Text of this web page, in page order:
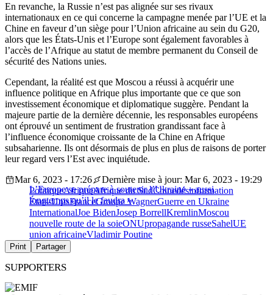
En revanche, la Russie n’est pas alignée sur ses rivaux
internationaux en ce qui concerne la campagne menée par l’UE et la
Chine en faveur d’un siège pour l’Union africaine au sein du G20,
alors que les États-Unis et l’Europe sont également favorables à
l’accès de l’Afrique au statut de membre permanent du Conseil de
sécurité des Nations unies.
Cependant, la réalité est que Moscou a réussi à acquérir une
influence politique en Afrique plus importante que ce que son
investissement économique et diplomatique suggère. Pendant la
majeure partie de la dernière décennie, les responsables européens
ont éprouvé un sentiment de frustration grandissant face à
l’influence économique croissante de la Chine en Afrique
subsaharienne. Ils ont désormais de plus en plus de raisons de porter
leur regard vers l’Est avec inquiétude.
L’Europe se prépare à soutenir l’Ukraine « aussi
longtemps qu’il le faudra »
Mar 6, 2023 - 17:26
Dernière mise à jour: Mar 6, 2023 - 19:29
PolitiqueAfriqueAfrique du SudChinedésinformation
États-UnisFranceGroupe WagnerGuerre en Ukraine
InternationalJoe BidenJosep BorrellKremlinMoscou
nouvelle route de la soieONUpropagande russeSahelUE
union africaineVladimir Poutine
Print Partager
SUPPORTERS